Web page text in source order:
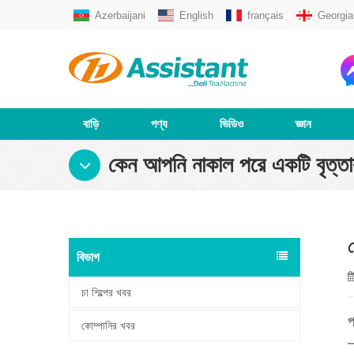
Azerbaijani English français
বাড়ি পণ্য ভিডিও জ্ঞান
কেন আপনি নাকাল পরে একটি
বিভাগ
চা শিল্পের খবর
কোম্পানির খবর